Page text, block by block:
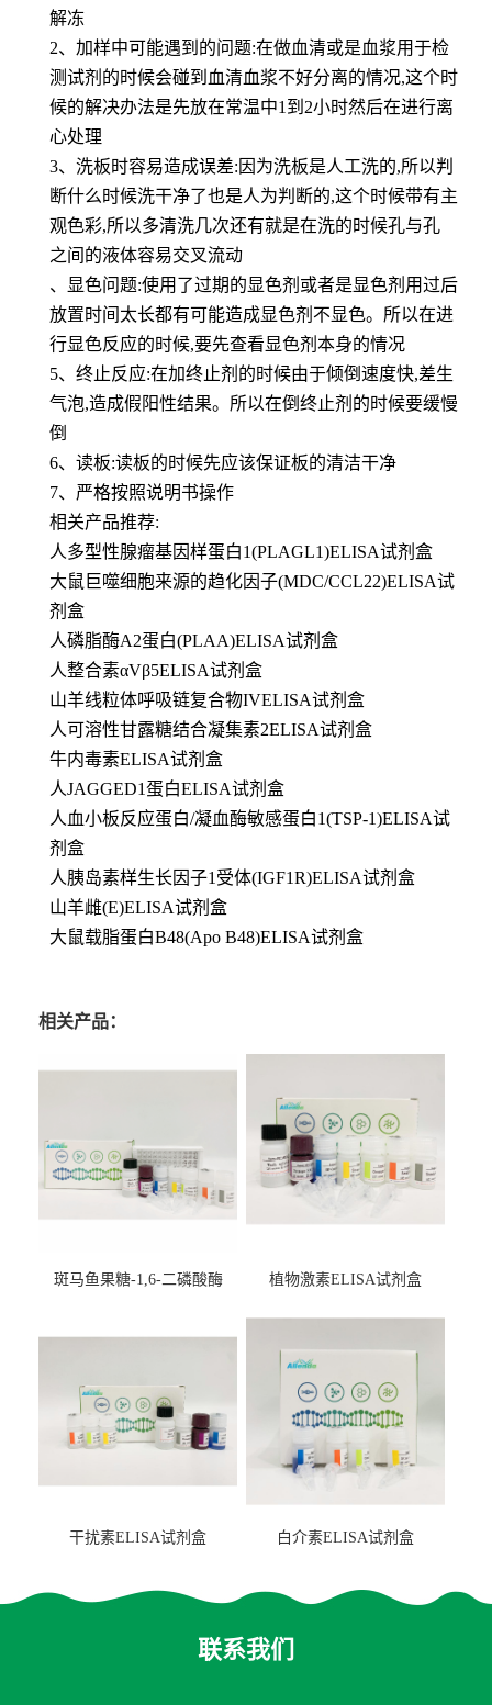
解冻
2、加样中可能遇到的问题:在做血清或是血浆用于检
测试剂的时候会碰到血清血浆不好分离的情况,这个时
候的解决办法是先放在常温中1到2小时然后在进行离
心处理
3、洗板时容易造成误差:因为洗板是人工洗的,所以判
断什么时候洗干净了也是人为判断的,这个时候带有主
观色彩,所以多清洗几次还有就是在洗的时候孔与孔
之间的液体容易交叉流动
、显色问题:使用了过期的显色剂或者是显色剂用过后
放置时间太长都有可能造成显色剂不显色。所以在进
行显色反应的时候,要先查看显色剂本身的情况
5、终止反应:在加终止剂的时候由于倾倒速度快,差生
气泡,造成假阳性结果。所以在倒终止剂的时候要缓慢
倒
6、读板:读板的时候先应该保证板的清洁干净
7、严格按照说明书操作
相关产品推荐:
人多型性腺瘤基因样蛋白1(PLAGL1)ELISA试剂盒
大鼠巨噬细胞来源的趋化因子(MDC/CCL22)ELISA试
剂盒
人磷脂酶A2蛋白(PLAA)ELISA试剂盒
人整合素αVβ5ELISA试剂盒
山羊线粒体呼吸链复合物IVELISA试剂盒
人可溶性甘露糖结合凝集素2ELISA试剂盒
牛内毒素ELISA试剂盒
人JAGGED1蛋白ELISA试剂盒
人血小板反应蛋白/凝血酶敏感蛋白1(TSP-1)ELISA试
剂盒
人胰岛素样生长因子1受体(IGF1R)ELISA试剂盒
山羊雌(E)ELISA试剂盒
大鼠载脂蛋白B48(Apo B48)ELISA试剂盒
相关产品：
斑马鱼果糖-1,6-二磷酸酶
盒
植物激素ELISA试剂盒
干扰素ELISA试剂盒 白介素ELISA试剂盒
联系我们